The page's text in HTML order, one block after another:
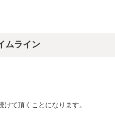
ムライン
て頂くことになります。